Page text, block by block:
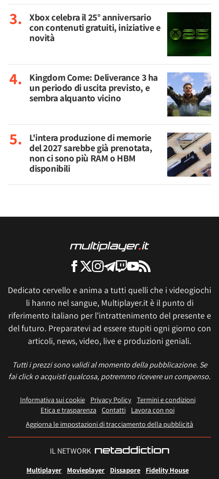
Xbox celebra il 25° anniversario
con contenuti gratuiti, iniziative e
novità
Kingdom Come: Deliverance 3 ha
un periodo di uscita previsto, e
sembra alquanto vicino
L'intera produzione di memorie
del 2027 sarebbe già prenotata,
non ci sono più RAM o HBM
disponibili
Dedicato cervello e anima a tutti quelli che i videogiochi
li hanno nel sangue, Multiplayer.it è il punto di
riferimento italiano per l'intrattenimento del presente e
del futuro. Preparatevi ad essere stupiti ogni giorno con
articoli, news, video, live e produzioni geniali.
Tutti i prezzi sono validi al momento della pubblicazione. Se
fai click o acquisti qualcosa, potremmo ricevere un compenso.
Informativa sui cookie Privacy Policy
Termini e condizioni
Etica e trasparenza Contatti
Lavora con noi
Aggiorna le impostazioni di tracciamento della pubblicità
IL NETWORK
Multiplayer Movieplayer Dissapore Fidelity House